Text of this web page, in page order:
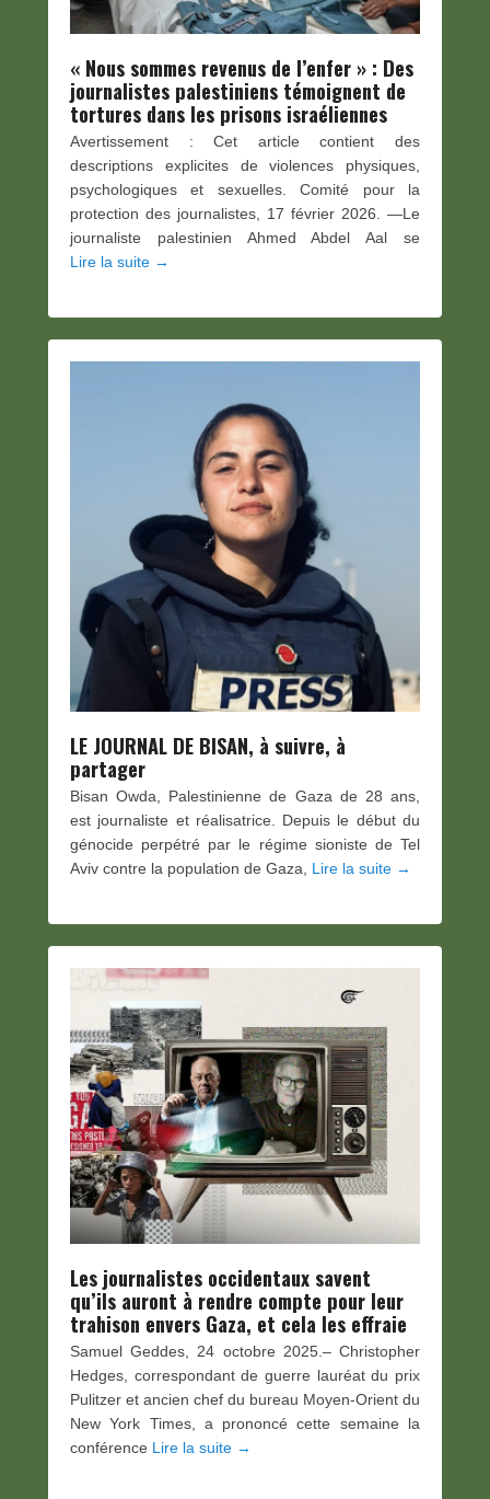
« Nous sommes revenus de l’enfer » : Des
journalistes palestiniens témoignent de
tortures dans les prisons israéliennes
Avertissement : Cet article contient des
descriptions explicites de violences physiques,
psychologiques et sexuelles. Comité pour la
protection des journalistes, 17 février 2026. —Le
journaliste palestinien Ahmed Abdel Aal se
Lire la suite →
LE JOURNAL DE BISAN, à suivre, à
partager
Bisan Owda, Palestinienne de Gaza de 28 ans,
est journaliste et réalisatrice. Depuis le début du
génocide perpétré par le régime sioniste de Tel
Aviv contre la population de Gaza, Lire la suite →
Les journalistes occidentaux savent
qu’ils auront à rendre compte pour leur
trahison envers Gaza, et cela les effraie
Samuel Geddes, 24 octobre 2025.– Christopher
Hedges, correspondant de guerre lauréat du prix
Pulitzer et ancien chef du bureau Moyen-Orient du
New York Times, a prononcé cette semaine la
conférence Lire la suite →